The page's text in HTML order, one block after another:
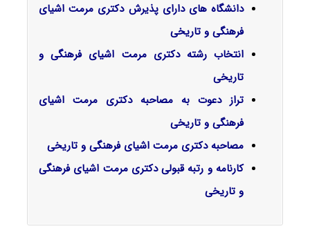
دانشگاه های دارای پذیرش دکتری مرمت اشیای
فرهنگی و تاریخی
انتخاب رشته دکتری مرمت اشیای فرهنگی و
تاریخی
تراز دعوت به مصاحبه دکتری مرمت اشیای
فرهنگی و تاریخی
مصاحبه دکتری مرمت اشیای فرهنگی و تاریخی
کارنامه و رتبه قبولی دکتری مرمت اشیای فرهنگی
و تاریخی